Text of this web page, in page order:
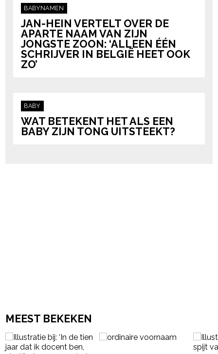
BABYNAMEN
JAN-HEIN VERTELT OVER DE
APARTE NAAM VAN ZIJN
JONGSTE ZOON: ‘ALLEEN ÉÉN
SCHRIJVER IN BELGIË HEET OOK
ZO’
BABY
WAT BETEKENT HET ALS EEN
BABY ZIJN TONG UITSTEEKT?
MEEST BEKEKEN